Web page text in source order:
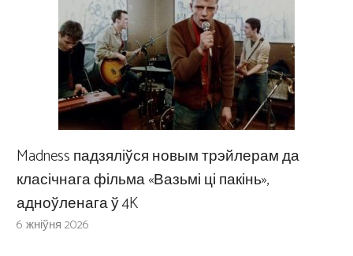
Madness падзяліўся новым трэйлерам да
класічнага фільма «Вазьмі ці пакінь»,
адноўленага ў 4K
6 жніўня 2026